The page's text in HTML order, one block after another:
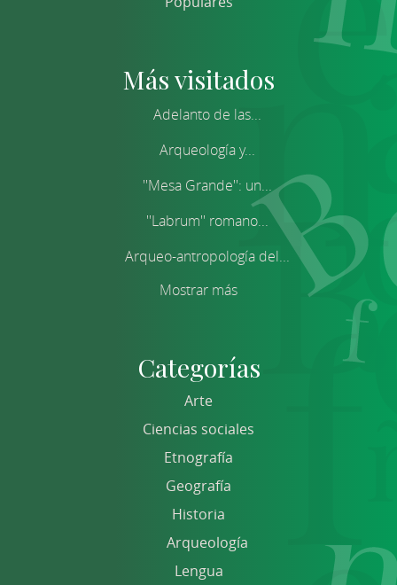
Más visitados
Adelanto de las...
Arqueología y...
''Mesa Grande'': un...
''Labrum'' romano...
Arqueo-antropología del...
Mostrar más
Categorías
Arte
Ciencias sociales
Etnografía
Geografía
Historia
Arqueología
Lengua